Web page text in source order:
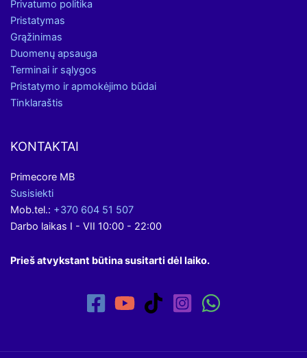
Privatumo politika
Pristatymas
Grąžinimas
Duomenų apsauga
Terminai ir sąlygos
Pristatymo ir apmokėjimo būdai
Tinklaraštis
KONTAKTAI
Primecore MB
Susisiekti
Mob.tel.: +370 604 51 507
Darbo laikas I - VII 10:00 - 22:00
Prieš atvykstant būtina susitarti dėl laiko.